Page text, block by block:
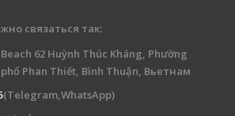
связаться так:
62 Huỳnh Thúc Kháng, Phường
Phan Thiết, Bình Thuận, Вьетнам
(Telegram,WhatsApp)